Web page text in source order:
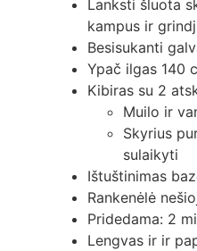
Lanksti šluota
kampus ir
Besisukanti
Ypač ilgas 140
Kibiras su 2
Muilo ir
Skyrius
sulaikyti
Ištuštinimas
Rankenėlė
Pridedama: 2
Lengvas ir ir